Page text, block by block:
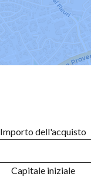
Importo dell'acquisto
Capitale iniziale